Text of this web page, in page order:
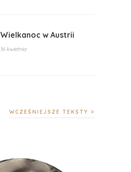
Wielkanoc w Austrii
16 kwietnia
WCZEŚNIEJSZE TEKSTY